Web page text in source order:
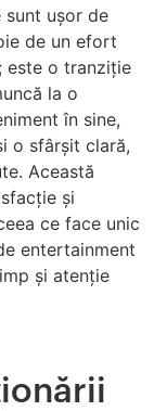
sunt ușor de
de un efort
este o tranziție
la o
în sine,
o sfârșit clară,
Această
și
ce face unic
entertainment
și atenție